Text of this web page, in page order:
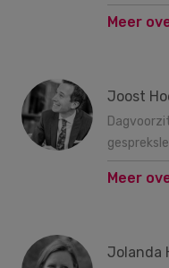
Meer
Joost
Meer
Jolanda